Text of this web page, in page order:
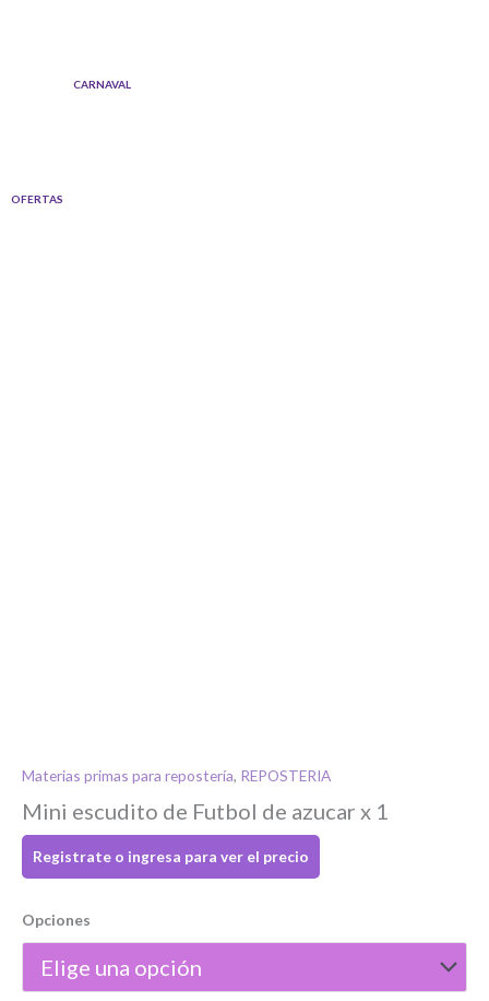
OFERTAS
CARNAVAL
Materias primas para repostería, REPOSTERIA
Mini escudito de Futbol de azucar x 1
Registrate o ingresa para ver el precio
Opciones
Si tenés cuenta...
Toca para ingresar